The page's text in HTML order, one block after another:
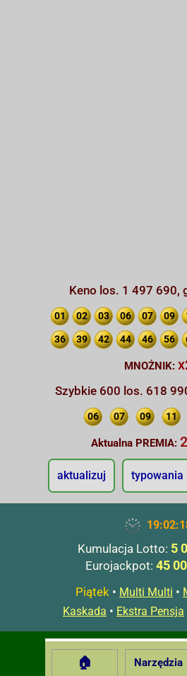
Keno los. 1 497 690,
01 02 03 06 07 09
36 39 42 44 46 56
MNOŻNIK:
Szybkie 600 los. 618
06 07 09 11
Aktualna PREMIA:
aktualizuj typowania
Kumulacja Lotto: 5
Eurojackpot: 45
Piątek • Multi Multi •
Kaskada • Ekstra Pensja
🏠 Narzędzia